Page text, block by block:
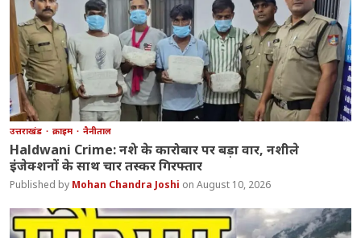
उत्तराखंड क्राइम नैनीताल
Haldwani Crime: नशे के कारोबार पर बड़ा वार, नशीले
इंजेक्शनों के साथ चार तस्कर गिरफ्तार
Mohan Chandra Joshi August 10, 2026